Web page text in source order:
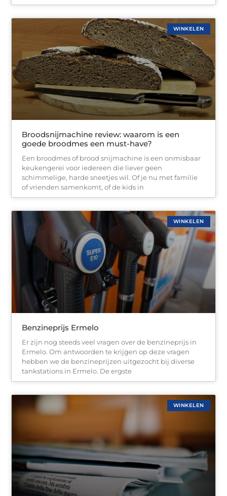
WINKELEN
Broodsnijmachine review: waarom is een
goede broodmes een must-have?
Een broodmes of brood snijmachine is een onmisbaar
keukengerei voor iedereen die liever geen
schimmelige, harde sneetjes wil. Of je nu met familie
of vrienden samenkomt, of de kids in
WINKELEN
Benzineprijs Ermelo
Er zijn nog steeds veel vragen over de benzineprijs in
Ermelo. Om antwoorden te krijgen op deze vragen
hebben we de benzineprijzen uitgezocht bij diverse
tankstations in Ermelo. De ergste
WINKELEN